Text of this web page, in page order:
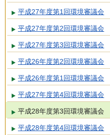
平成27年度第1回環境審議会
平成27年度第2回環境審議会
平成27年度第3回環境審議会
平成26年度第2回環境審議会
平成26年度第1回環境審議会
平成27年度第4回環境審議会
平成28年度第3回環境審議会
平成28年度第4回環境審議会